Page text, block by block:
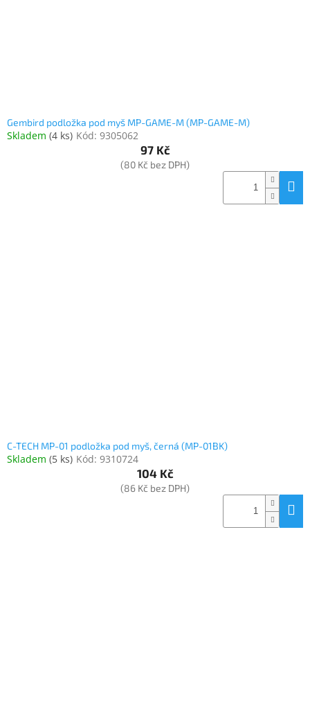
Gembird podložka pod myš MP-GAME-M (MP-GAME-M)
Skladem (4 ks) Kód: 9305062
97 Kč
(80 Kč bez DPH)
C-TECH MP-01 podložka pod myš, černá (MP-01BK)
Skladem (5 ks) Kód: 9310724
104 Kč
(86 Kč bez DPH)